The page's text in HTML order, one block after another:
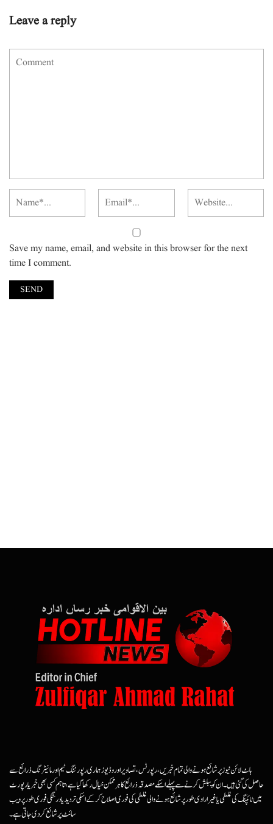
Leave a reply
Save my name, email, and website in this browser for the next
time I comment.
ہاٹ لائن نیوز پر شائع ہونے والی تمام خبریں، رپورٹس، تصاویر اور وڈیوز ہماری رپورٹنگ ٹیم اور مانیٹرنگ ذرائع سے
حاصل کی گئی ہیں۔ ان کو پبلش کرنے سے پہلے اسکے مصدقہ ذرائع کا ہرممکن خیال رکھا گیا ہے، تاہم کسی بھی خبر یا رپورٹ
میں ٹائپنگ کی غلطی یا غیرارادی طور پر شائع ہونے والی غلطی کی فوری اصلاح کرکے اسکی تردید یا درستگی فوری طور پر ویب
سائٹ پر شائع کردی جاتی ہے۔